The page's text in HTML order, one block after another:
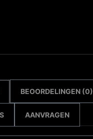
BEOORDELINGEN (0)
AANVRAGEN